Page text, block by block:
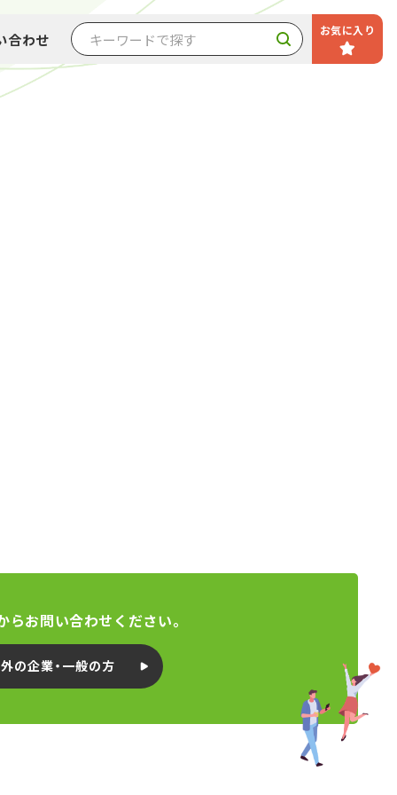
合わせ お気に入り
お問い合わせください。
の企業・一般の方